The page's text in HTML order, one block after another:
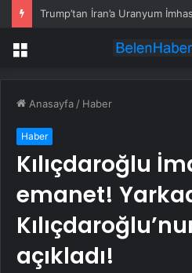
Trump’tan İran’a Uranyum İmhası
Menü
Anasayfa / Haber
Haber
Kılıçdaroğlu
emanet!
açıkladı!